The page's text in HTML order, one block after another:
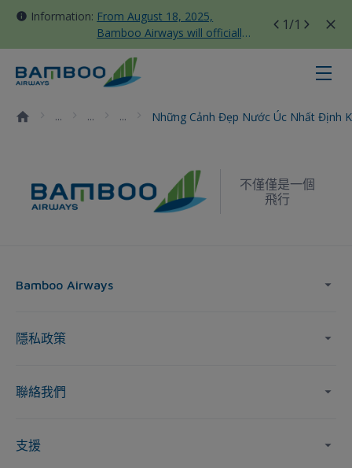
Information: From August 18, 2025,
Bamboo Airways will officially
move all domestic flights to
Tan Son Nhat Terminal T3
1/1
Những cảnh đẹp nước Úc nhất
Những Cảnh Đẹp Nước Úc Nhất Định
不僅僅是一個
飛行
Bamboo Airways
隱私政策
聯絡我們
支援